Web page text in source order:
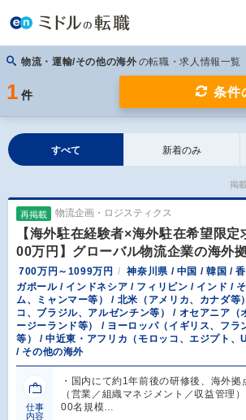
物流・運輸/その他の海外の転職・求人情報一覧
1 件 条件
すべて 新着のみ
掲
再掲載 物流企画・ロジスティクス
【海外駐在経験者×海外駐在希望限
00万円】グローバル物流企業の海外
700万円～1099万円
神奈川県 / 中国 / 韓国 /
ガポール / インドネシア / フィリピン / インド /
ム、ミャンマー等） / 北米（アメリカ、カナダ等
コ、ブラジル、アルゼンチン等） / オセアニア（
ージーランド等） / ヨーロッパ（イギリス、フラ
等） / 中近東・アフリカ（モロッコ、エジプト、
/ その他の海外
仕事
内容
・国内にて約1年前後の研修後、海外
（営業／組織マネジメント／収益管理
00名規模…